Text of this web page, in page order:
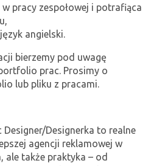
pracy zespołowej i potrafiąca
angielski.
bierzemy pod uwagę
prac. Prosimy o
lub pliku z pracami.
Designerka to realne
agencji reklamowej w
ale także praktyka – od